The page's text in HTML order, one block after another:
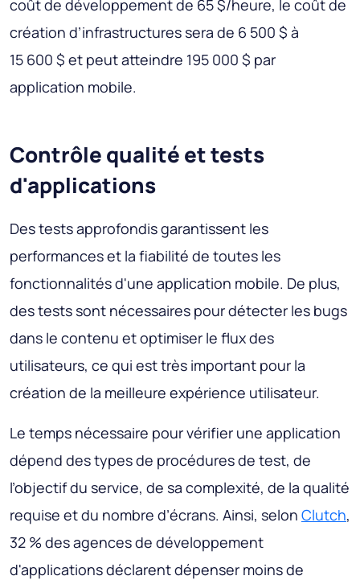
coût de développement de 65 $/heure, le coût de
création d’infrastructures sera de 6 500 $ à
15 600 $ et peut atteindre 195 000 $ par
application mobile.
Contrôle qualité et tests
d'applications
Des tests approfondis garantissent les
performances et la fiabilité de toutes les
fonctionnalités d'une application mobile. De plus,
des tests sont nécessaires pour détecter les bugs
dans le contenu et optimiser le flux des
utilisateurs, ce qui est très important pour la
création de la meilleure expérience utilisateur.
Le temps nécessaire pour vérifier une application
dépend des types de procédures de test, de
l’objectif du service, de sa complexité, de la qualité
requise et du nombre d’écrans. Ainsi, selon Clutch,
32 % des agences de développement
d'applications déclarent dépenser moins de